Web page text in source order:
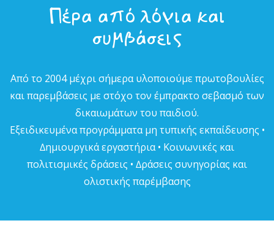
Πέρα από λόγια και
συµβάσεις
Από το 2004 µέχρι σήµερα υλοποιούµε πρωτοβουλίες
και παρεµβάσεις µε στόχο τον έµπρακτο σεβασµό των
δικαιωµάτων του παιδιού.
Εξειδικευµένα προγράµµατα µη τυπικής εκπαίδευσης •
∆ηµιουργικά εργαστήρια • Κοινωνικές και
πολιτισµικές δράσεις • ∆ράσεις συνηγορίας και
ολιστικής παρέµβασης